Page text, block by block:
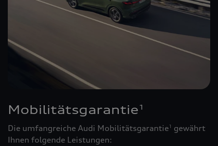
Mobilitätsgarantie1
Die umfangreiche Audi Mobilitätsgarantie1
gewährt
Ihnen folgende Leistungen: